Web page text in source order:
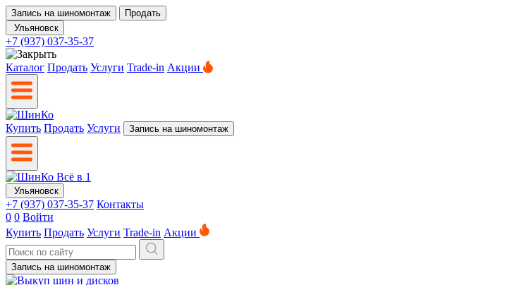
Запись на шиномонтаж
Продать
Ульяновск
+7 (937) 037-35-37
Каталог Продать Услуги Trade-in Акции
Купить Продать Услуги Запись на шиномонтаж
Ульяновск
+7 (937) 037-35-37 Контакты
0 0 Войти
Купить Продать Услуги Trade-in Акции
Запись на шиномонтаж